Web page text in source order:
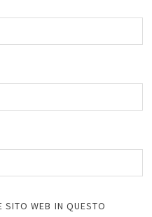
SITO WEB IN QUESTO